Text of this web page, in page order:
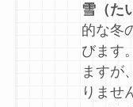
雪（た
的な冬
びます
ますが
りませ